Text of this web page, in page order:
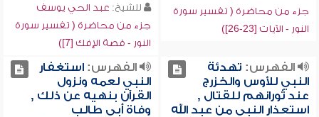
جزء من محاضرة ( تفسير سورة
النور - الآيات [23-26])
للشيخ: عبد الحي يوسف
جزء من محاضرة ( تفسير سورة
النور - قصة الإفك [7])
الفهرس: تهدئة
النبي للأوس والخزرج
عند ثورانهم للقتال ,
استعذار النبي من عبد الله
الفهرس:استغفار
النبي لعمه ونزول
القرآن بنهيه عن ذلك ,
وفاة أبي طالب